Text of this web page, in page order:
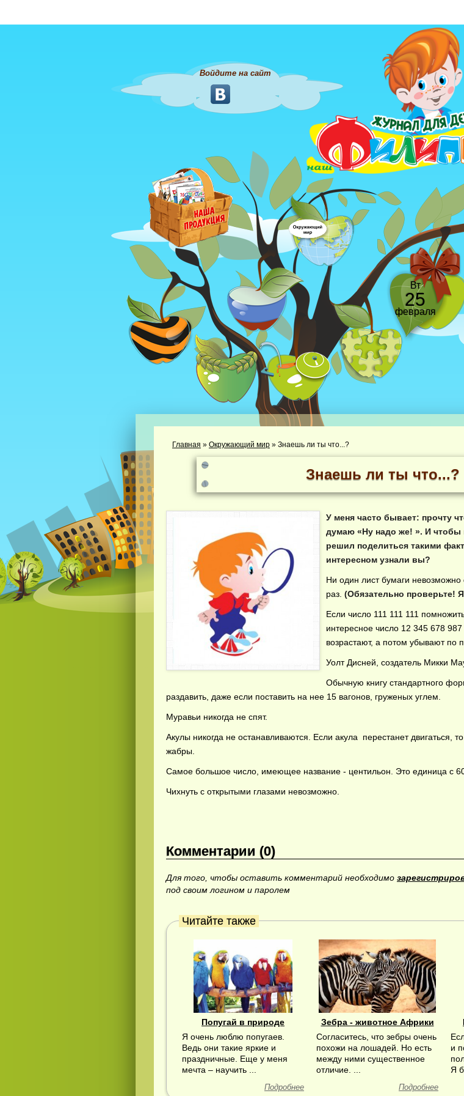
Войдите на сайт
Вт
25
февраля
Главная » Окружающий мир » Знаешь ли ты что...?
Знаешь ли ты что...?
У меня часто бывает: прочту
думаю «Ну надо же! ». И чтобы
решил поделиться такими
интересном узнали вы?
Ни один лист бумаги
раз. (Обязательно проверьте!
Если число 111 111 111
интересное число 12 345 678
возрастают, а потом убывают по
Уолт Дисней, создатель Микки
Обычную книгу стандартного
раздавить, даже если поставить на нее 15 вагонов, груженых углем.
Муравьи никогда не спят.
Акулы никогда не останавливаются. Если акула перестанет двигаться,
жабры.
Самое большое число, имеющее название - центильон. Это единица с
Чихнуть с открытыми глазами невозможно.
Комментарии (0)
Для того, чтобы оставить комментарий необходимо
под своим логином и паролем
Читайте также
Попугай в природе
Я очень люблю попугаев.
Ведь они такие яркие и
праздничные. Еще у меня
мечта – научить ...
Подробнее
Зебра - животное Африки
Согласитесь, что зебры очень
похожи на лошадей. Но есть
между ними существенное
отличие. ...
Подробнее
и
Я